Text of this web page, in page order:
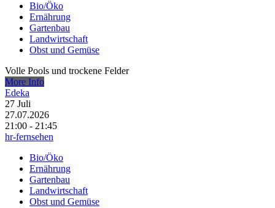
Bio/Öko
Ernährung
Gartenbau
Landwirtschaft
Obst und Gemüse
Volle Pools und trockene Felder
More Info
Edeka
27 Juli
27.07.2026
21:00 - 21:45
hr-fernsehen
Bio/Öko
Ernährung
Gartenbau
Landwirtschaft
Obst und Gemüse